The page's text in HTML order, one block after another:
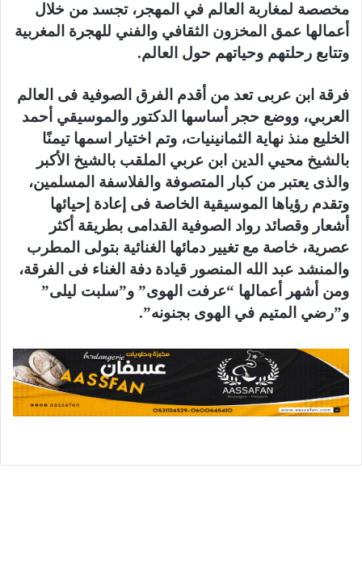
مخصصة لمغاربة العالم في المهجر، تجسد من خلال
أعمالها عمق المخزون الثقافي والفني للهجرة المغربية
وتتابع رحلتهم وحياتهم حول العالم.
فرقة ابن عربى تعد من أقدم الفرق الصوفية فى العالم
العربي، ووضع حجر أساسها الدكتور والموسيقي أحمد
الخليع منذ نهاية الثمانينيات، وتم اختيار اسمها تيمنًا
بالشيخ محيي الدين ابن عربي الملقب بالشيخ الأكبر
والذى يعتبر من كبار المتصوفة والفلاسفة المسلمين،
وتقدم رؤياها الموسيقية الخاصة فى إعادة إحيائها
أشعار وقصائد رواد الصوفية القدامى بطريقة أكثر
عصرية، خاصة مع تغيير دمائها الغنائية بتولى المطرب
والمنشد عبد الله المنصور قيادة دفة الغناء فى الفرقة،
ومن أشهر أعمالها “عرفت الهوى” و”سلبت ليلى”
و”رضي المتيم في الهوى بجنونه”.